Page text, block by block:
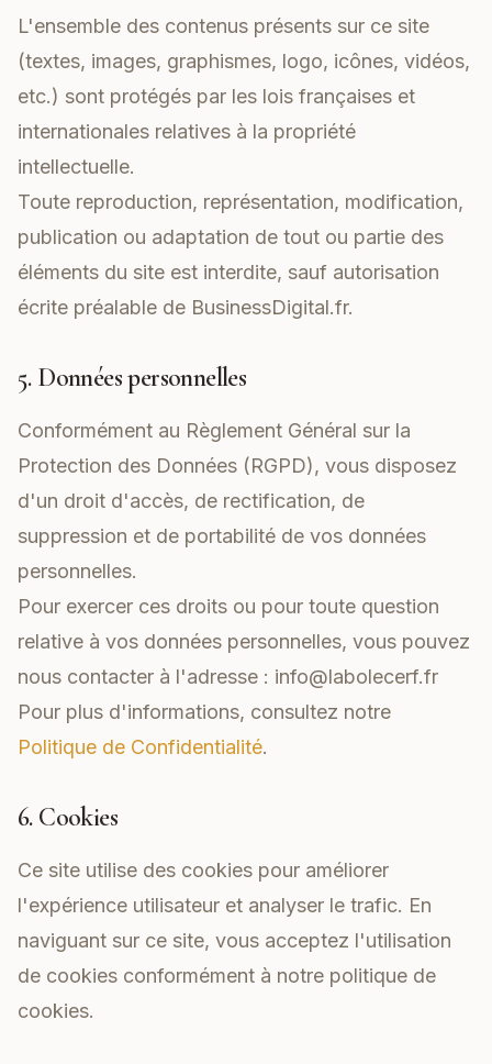
L'ensemble des contenus présents sur ce site
(textes, images, graphismes, logo, icônes, vidéos,
etc.) sont protégés par les lois françaises et
internationales relatives à la propriété
intellectuelle.
Toute reproduction, représentation, modification,
publication ou adaptation de tout ou partie des
éléments du site est interdite, sauf autorisation
écrite préalable de BusinessDigital.fr.
5. Données personnelles
Conformément au Règlement Général sur la
Protection des Données (RGPD), vous disposez
d'un droit d'accès, de rectification, de
suppression et de portabilité de vos données
personnelles.
Pour exercer ces droits ou pour toute question
relative à vos données personnelles, vous pouvez
nous contacter à l'adresse : info@labolecerf.fr
Pour plus d'informations, consultez notre
Politique de Confidentialité.
6. Cookies
Ce site utilise des cookies pour améliorer
l'expérience utilisateur et analyser le trafic. En
naviguant sur ce site, vous acceptez l'utilisation
de cookies conformément à notre politique de
cookies.